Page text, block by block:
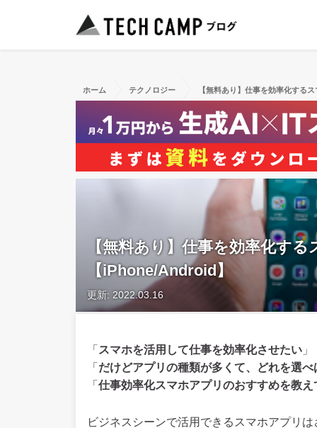
ホーム テクノロジー 【無料あり】仕事を効率化する
【無料あり】仕事を効率化す
【iPhone/Android】
更新: 2022.03.16
「 スマホを活用して仕事を効率化させたい 」
「 だけどアプリの種類が多くて、どれを選
「 仕事効率化スマホアプリのおすすめを教え
ビジネスシーンで活用できるスマホアプリ